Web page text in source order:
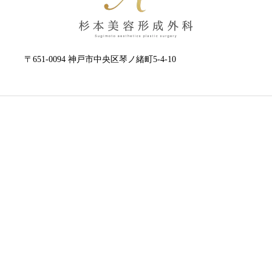
〒651-0094 神戸市中央区琴ノ緒町5-4-10